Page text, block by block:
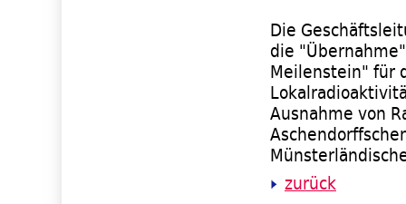
Die
die
Meilenstein" für
Ausnahme von
zurück